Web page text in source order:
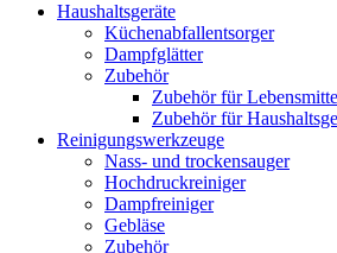
Haushaltsgeräte
Küchenabfallentsorger
Dampfglätter
Zubehör
Zubehör für
Zubehör für
Reinigungswerkzeuge
Nass- und trockensauger
Hochdruckreiniger
Dampfreiniger
Gebläse
Zubehör